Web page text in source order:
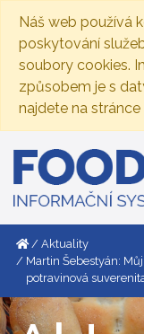
Náš web používá
poskytování
soubory cookies.
způsobem je s
najdete na stránce
Aktuality
Martin Šebestyán:
potravinová